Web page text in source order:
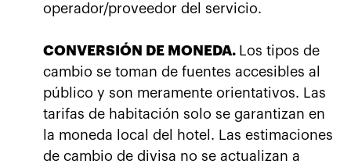
operador/proveedor del servicio.
CONVERSIÓN DE MONEDA. Los tipos de
cambio se toman de fuentes accesibles al
público y son meramente orientativos. Las
tarifas de habitación solo se garantizan en
la moneda local del hotel. Las estimaciones
de cambio de divisa no se actualizan a